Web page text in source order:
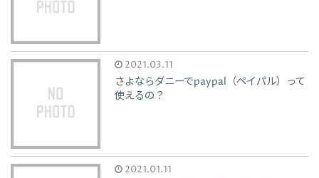
2021.03.11
さよならダニーでpaypal（ペイパル）って
使えるの？
2021.01.11